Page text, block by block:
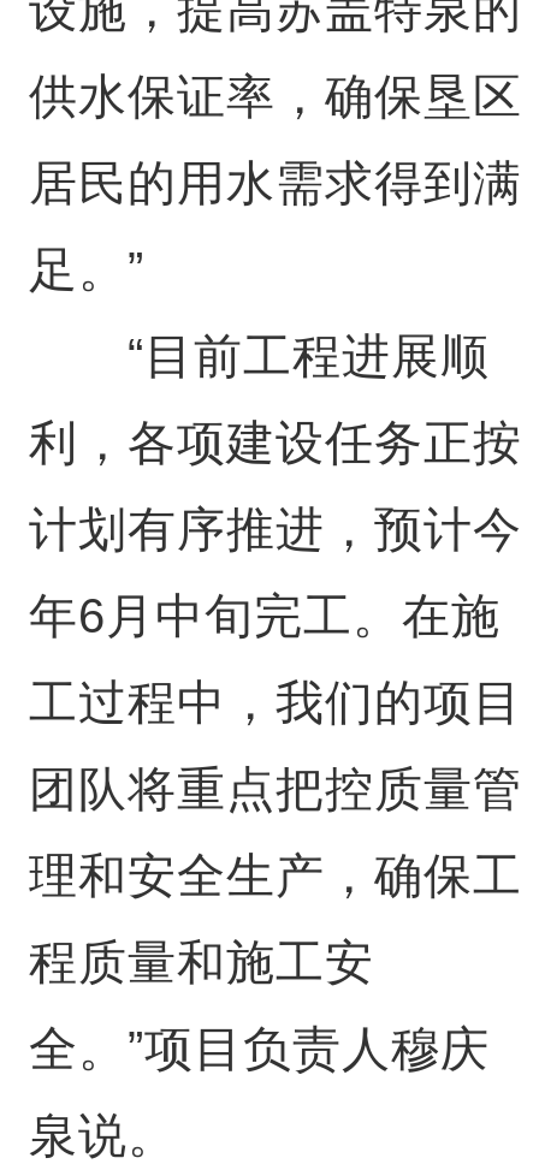
供水保证率，确保垦区
居民的用水需求得到满
足。”
“目前工程进展顺
利，各项建设任务正按
计划有序推进，预计今
年6月中旬完工。在施
工过程中，我们的项目
团队将重点把控质量管
理和安全生产，确保工
程质量和施工安
全。”项目负责人穆庆
泉说。